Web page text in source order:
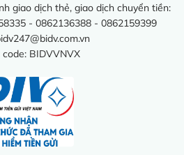
giao dịch thẻ, giao dịch chuyển tiền:
- 0862136388 - 0862159399
BIDVVNVX